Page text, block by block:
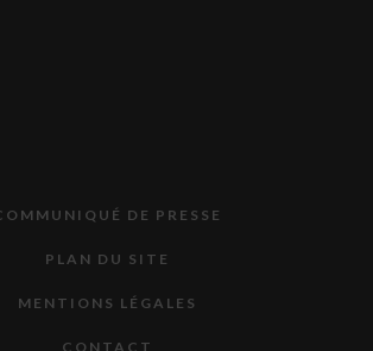
DE PRESSE
PLAN DU SITE
MENTIONS LÉGALES
CONTACT